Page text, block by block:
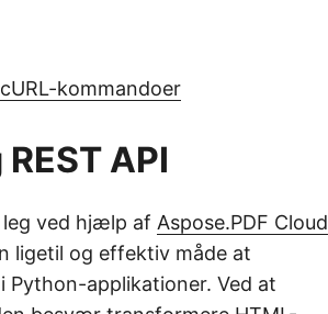
kommandoer
API
leg ved hjælp af Aspose.PDF Cloud
ligetil og effektiv måde at
applikationer. Ved at